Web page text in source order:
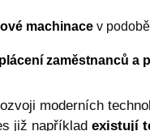
machinacev
zaměstnanců a
moderních
již například existují
I6FAVOURCOUNT
I6COMMANDET
I6BASKETPRICE